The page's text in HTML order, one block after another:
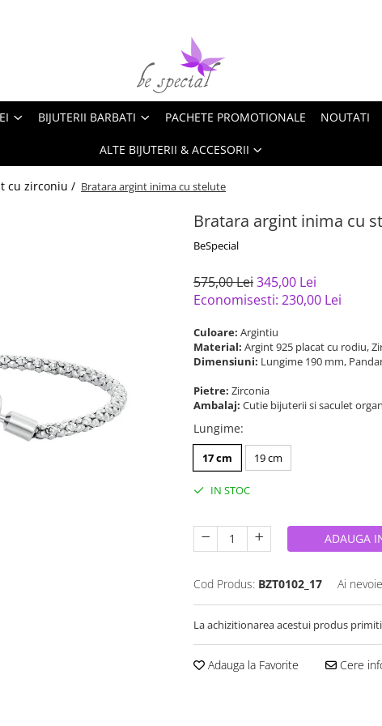
BIJUTERII BARBATI PACHETE PROMOTIONALE NOUTATI
ALTE BIJUTERII & ACCESORII
cu zirconiu / Bratara argint inima cu stelute
Bratara argint inima cu
BeSpecial
575,00 Lei345,00 Lei
Economisesti: 230,00 Lei
Culoare: Argintiu
Material: Argint 925 placat cu rodiu,
Dimensiuni: Lungime 190 mm,
Pietre: Zirconia
Ambalaj: Cutie bijuterii si saculet
Lungime:
17 cm 19 cm
IN STOC
ADAUGA
Cod Produs: BZT0102_17 Ai
La achizitionarea acestui produs primiti
Adauga la Favorite Cere